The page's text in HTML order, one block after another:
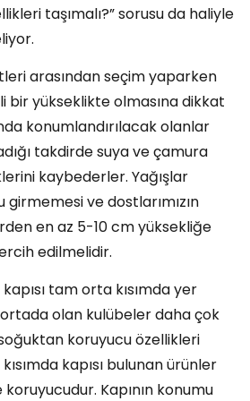
taşımalı?” sorusu da haliyle
arasından seçim yaparken
bir yükseklikte olmasına dikkat
konumlandırılacak olanlar
takdirde suya ve çamura
kaybederler. Yağışlar
girmemesi ve dostlarımızın
en az 5-10 cm yüksekliğe
edilmelidir.
tam orta kısımda yer
ortada olan kulübeler daha çok
koruyucu özellikleri
kapısı bulunan ürünler
Kapının konumu